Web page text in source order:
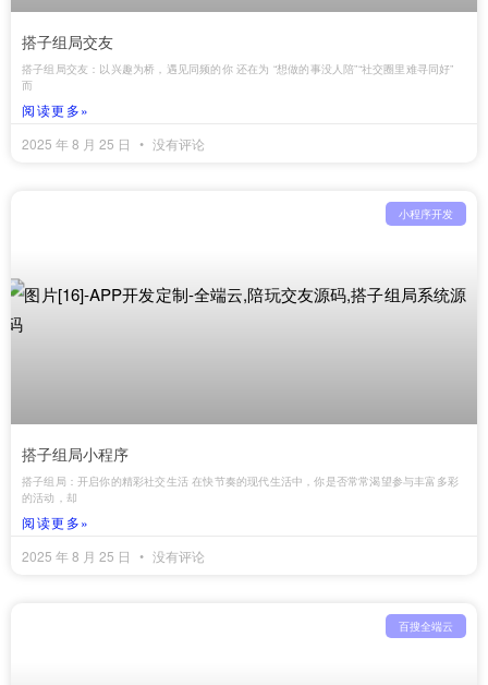
搭子组局交友
搭子组局交友：以兴趣为桥，遇见同频的你 还在为 “想做的事没人陪”“社交圈里难寻同好”
而
阅读更多»
2025 年 8 月 25 日
没有评论
小程序开发
搭子组局小程序
搭子组局：开启你的精彩社交生活 在快节奏的现代生活中，你是否常常渴望参与丰富多彩
的活动，却
阅读更多»
2025 年 8 月 25 日
没有评论
百搜全端云